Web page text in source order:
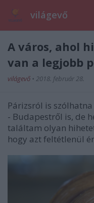
világevő
A város, ahol
van a legjobb
világevő • 2018. február 28.
Párizsról is
- Budapestről is, de
találtam olyan
hogy azt feltétlenül